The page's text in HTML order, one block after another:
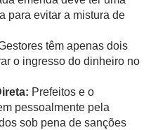
para evitar a mistura de
têm apenas dois
o ingresso do dinheiro no
Prefeitos e o
pessoalmente pela
sob pena de sanções